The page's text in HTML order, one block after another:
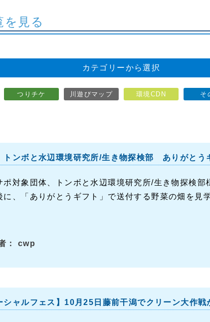
を見る
カテゴリーから選択
つりチケ 川遊びマップ 環境CDN そ
トンボと水辺環境研究所/生き物探検部 ありがとう
ポ対象団体、トンボと水辺環境研究所/生き物探検部
に、「ありがとうギフト」で送付する野菜の畑を見
： cwp
シャルフェス】10月25日藤前干潟でクリーン大作戦